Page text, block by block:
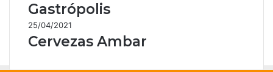
Gastrópolis
25/04/2021
Cervezas Ambar